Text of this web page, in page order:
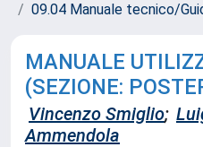
09.04 Manuale tecnico/
MANUALE
(SEZIONE:
Vincenzo Smiglio;
Ammendola